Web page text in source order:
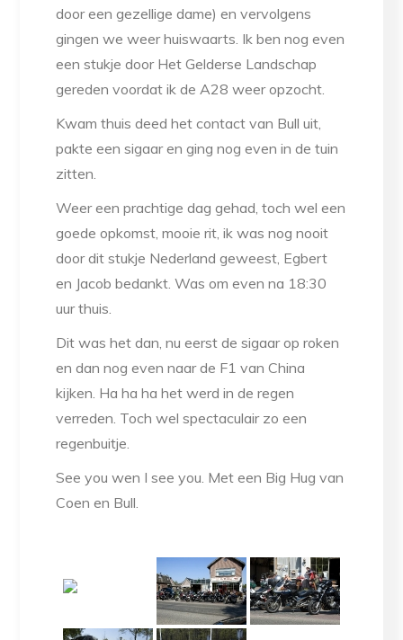
door een gezellige dame) en vervolgens
gingen we weer huiswaarts. Ik ben nog even
een stukje door Het Gelderse Landschap
gereden voordat ik de A28 weer opzocht.
Kwam thuis deed het contact van Bull uit,
pakte een sigaar en ging nog even in de tuin
zitten.
Weer een prachtige dag gehad, toch wel een
goede opkomst, mooie rit, ik was nog nooit
door dit stukje Nederland geweest, Egbert
en Jacob bedankt. Was om even na 18:30
uur thuis.
Dit was het dan, nu eerst de sigaar op roken
en dan nog even naar de F1 van China
kijken. Ha ha ha het werd in de regen
verreden. Toch wel spectaculair zo een
regenbuitje.
See you wen I see you. Met een Big Hug van
Coen en Bull.